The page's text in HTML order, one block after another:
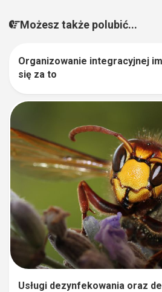
Możesz także polubić...
Organizowanie integracyjnej
się za to
Usługi dezynfekowania oraz